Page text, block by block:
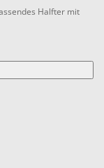
Halfter mit